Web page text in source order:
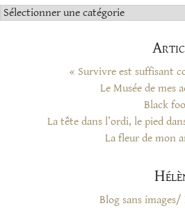
Catégories
« Survivre est suffisant
Le Musée de mes
Black
La tête dans l’ordi, le pied
La fleur de mon
Blog sans images/